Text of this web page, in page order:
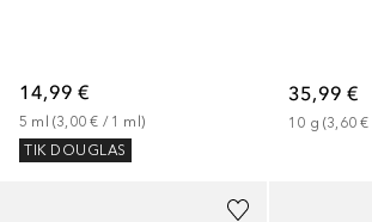
14,99 €
5 ml (3,00 € / 1 ml )
TIK DOUGLAS
35,99 €
10 g (3,60 €
+15